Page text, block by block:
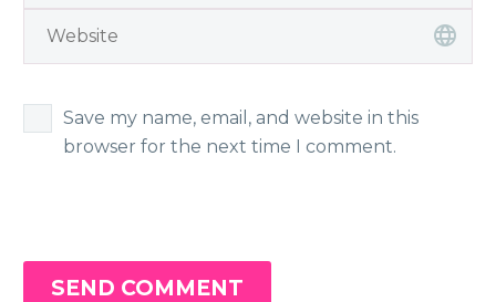
Save my name, email, and website in this
browser for the next time I comment.
SEND COMMENT